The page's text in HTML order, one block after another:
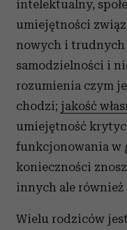
intelektualny,
umiejętności
nowych i trudnych
samodzielności i
rozumienia czym
chodzi; jakość
umiejętność
funkcjonowania w
konieczności
innych ale
Wielu rodziców